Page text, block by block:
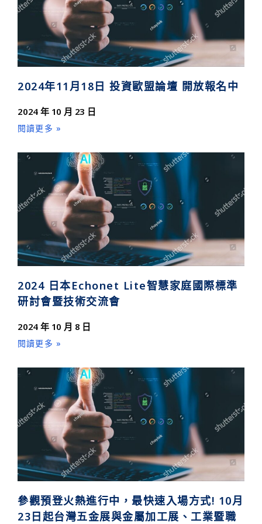
2024年11月18日 投資歐盟論壇 開放報名中
2024 年 10 月 23 日
閱讀更多 »
2024 日本Echonet Lite智慧家庭國際標準
研討會暨技術交流會
2024 年 10 月 8 日
閱讀更多 »
參觀預登火熱進行中，最快速入場方式! 10月
23日起台灣五金展與金屬加工展、工業暨職